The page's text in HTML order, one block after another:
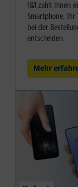
1&1 zahlt Ihnen
Smartphone, Ihr
bei der
entscheiden.
Mehr